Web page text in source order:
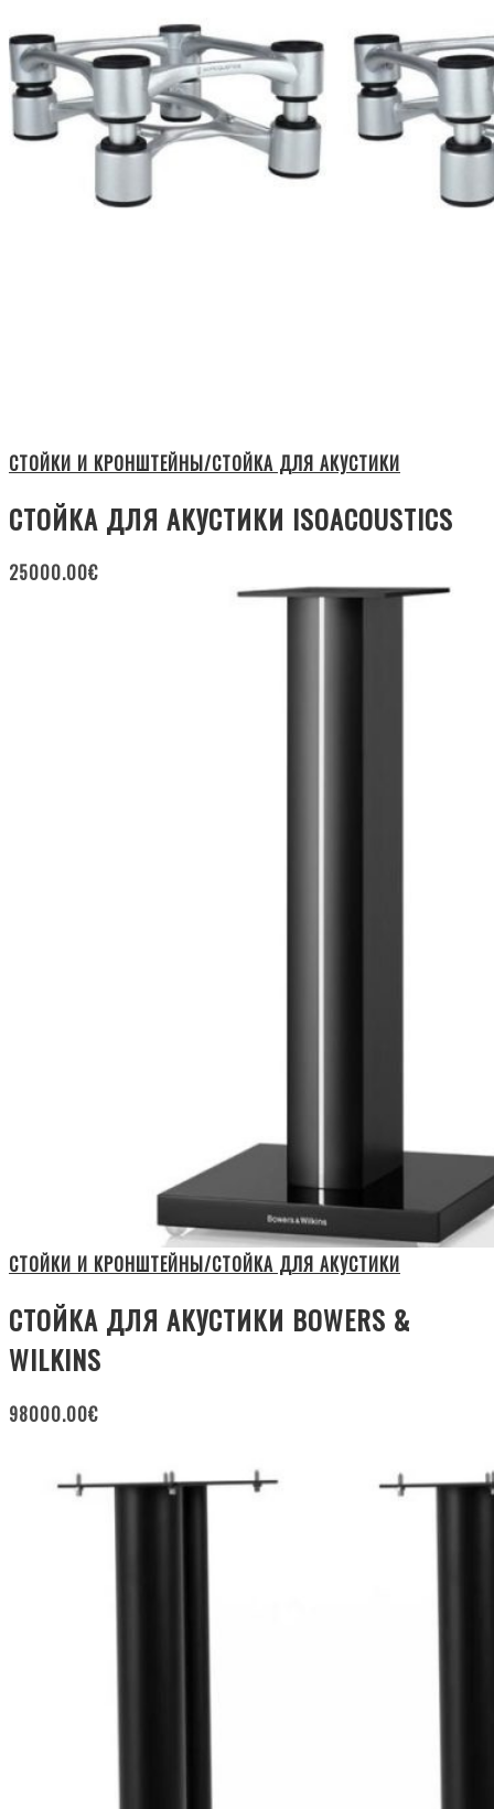
СТОЙКИ И КРОНШТЕЙНЫ/СТОЙКА ДЛЯ АКУСТИКИ
СТОЙКА ДЛЯ АКУСТИКИ ISOACOUSTICS
25000.00€
СТОЙКИ И КРОНШТЕЙНЫ/СТОЙКА ДЛЯ АКУСТИКИ
СТОЙКА ДЛЯ АКУСТИКИ BOWERS &
WILKINS
98000.00€